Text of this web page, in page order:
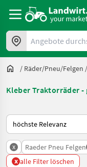
Angebote durchsuchen
/ Räder/Pneu/Felgen /
Kleber Traktorräder -
So wird auf
x Raeder Pneu Felgen
x alle Filter löschen